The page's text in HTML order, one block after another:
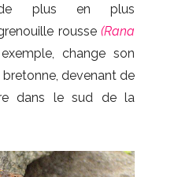
de plus en plus
rousse (Rana
change son
devenant de
dans le sud de la